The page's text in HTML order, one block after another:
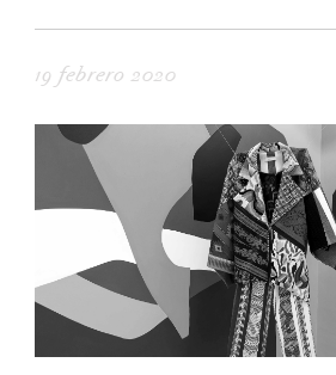
19 febrero 2020